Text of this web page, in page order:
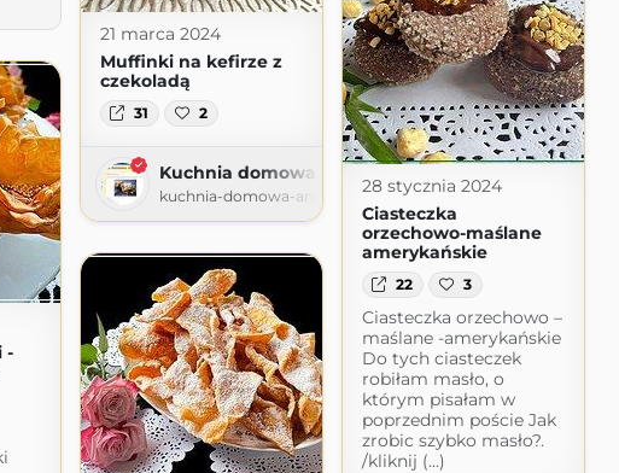
21 marca 2024
Muffinki na kefirze z
czekoladą
31 2
Kuchnia domowa Ani
kuchnia-domowa-ani.blogspot.com28 stycznia 2024
Ciasteczka
orzechowo-maślane
amerykańskie
22 3
Ciasteczka orzechowo –
maślane -amerykańskie
Do tych ciasteczek
robiłam masło, o
którym pisałam w
poprzednim poście Jak
zrobic szybko masło?.
/kliknij (...)
-